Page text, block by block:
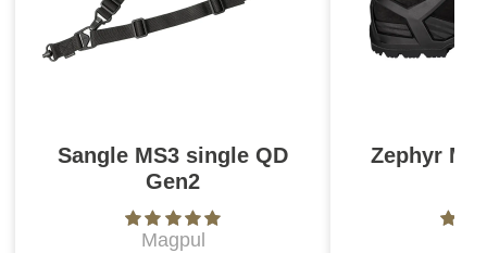
Sangle MS3 single QD
Gen2
Magpul
Zephyr